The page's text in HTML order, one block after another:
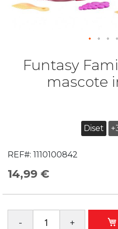
Funtasy
mascote
Diset
REF#: 1110100842
14,99 €